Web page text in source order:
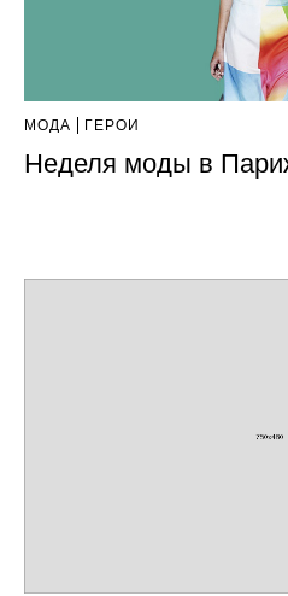
МОДА ГЕРОИ
Неделя моды в